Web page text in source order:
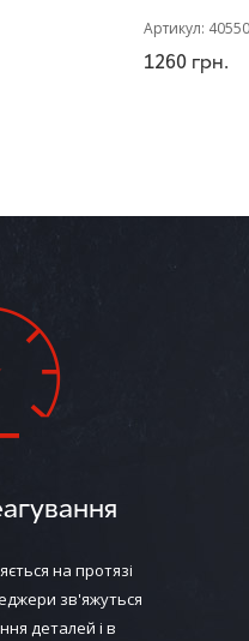
Артикул:
1260 грн.
на протязі
зв'яжуться
деталей і в